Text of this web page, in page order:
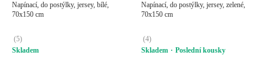
Napínací, do postýlky, jersey, bílé,
70x150 cm
(5)
Skladem
Napínací, do postýlky, jersey, zelené,
70x150 cm
(4)
Skladem
Poslední kousky